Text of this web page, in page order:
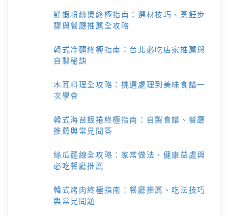
鮮蝦粉絲煲終極指南：選材技巧、烹飪步
驟與餐廳推薦全攻略
韓式冷麵終極指南：台北必吃店家推薦與
自製秘訣
木耳料理全攻略：挑選處理到美味食譜一
次學會
韓式海苔飯捲終極指南：自製食譜、餐廳
推薦與常見問答
絲瓜麵線全攻略：家常做法、健康益處與
必吃餐廳推薦
韓式烤肉終極指南：餐廳推薦、吃法技巧
與常見問題